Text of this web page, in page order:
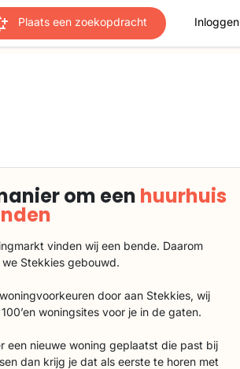
Plaats een zoekopdracht Inloggen
om een huurhuis
vinden wij een bende. Daarom
Stekkies gebouwd.
door aan Stekkies, wij
woningsites voor je in de gaten.
een nieuwe woning geplaatst die past bij
dan krijg je dat als eerste te horen met